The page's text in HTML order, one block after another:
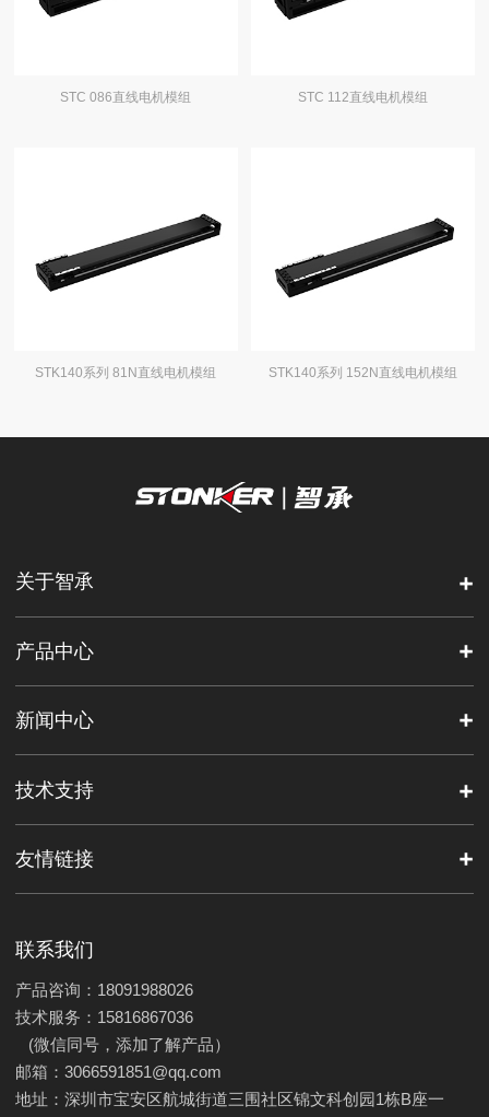
STC 086直线电机模组 STC 112直线电机模组
STK140系列 81N直线电机模组 STK140系列 152N直线电机模组
关于智承
产品中心
新闻中心
技术支持
友情链接
联系我们
产品咨询：18091988026
技术服务：15816867036
(微信同号，添加了解产品）
邮箱：3066591851@qq.com
地址：深圳市宝安区航城街道三围社区锦文科创园1栋B座一